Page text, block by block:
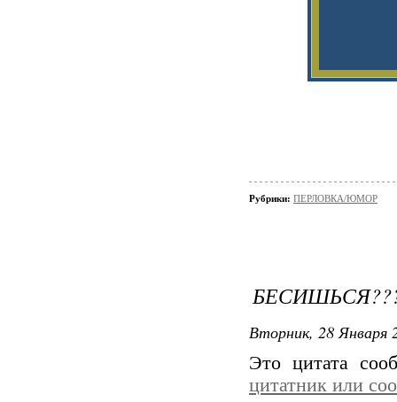
Рубрики: ПЕРЛОВКА/ЮМОР
Вторник, 28 Января
Это цитата
цитатник или